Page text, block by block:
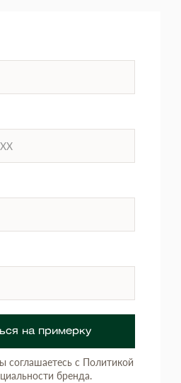
на примерку
соглашаетесь с Политикой
бренда.